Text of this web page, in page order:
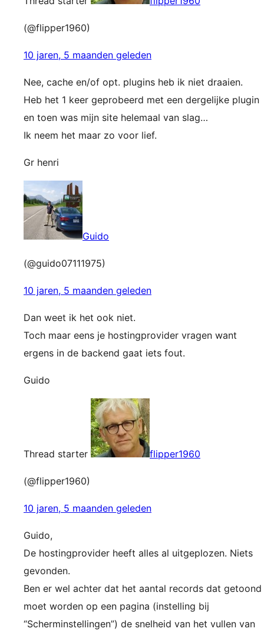
(@flipper1960)
10 jaren, 5 maanden geleden
Nee, cache en/of opt. plugins heb ik niet draaien.
Heb het 1 keer geprobeerd met een dergelijke plugin
en toen was mijn site helemaal van slag…
Ik neem het maar zo voor lief.
Gr henri
Guido
(@guido07111975)
10 jaren, 5 maanden geleden
Dan weet ik het ook niet.
Toch maar eens je hostingprovider vragen want
ergens in de backend gaat iets fout.
Guido
Thread starter flipper1960
(@flipper1960)
10 jaren, 5 maanden geleden
Guido,
De hostingprovider heeft alles al uitgeplozen. Niets
gevonden.
Ben er wel achter dat het aantal records dat getoond
moet worden op een pagina (instelling bij
“Scherminstellingen”) de snelheid van het vullen van